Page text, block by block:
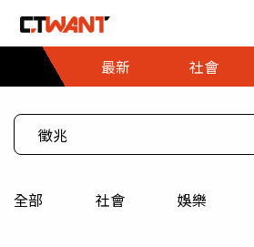
最新
社會
全部 社會 娛樂